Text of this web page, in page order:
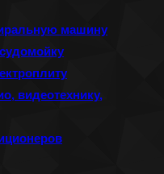
машину
видеотехнику,